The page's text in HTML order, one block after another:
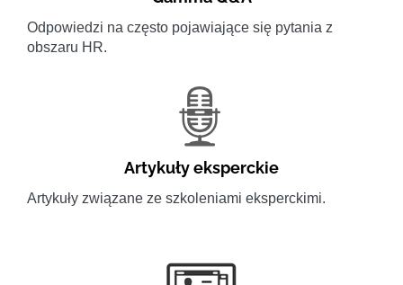
Odpowiedzi na często pojawiające się pytania z
obszaru HR.
Artykuły eksperckie
Artykuły związane ze szkoleniami eksperckimi.